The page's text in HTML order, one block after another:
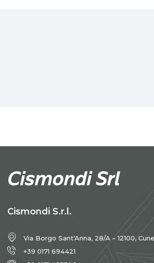
Cismondi S.r.l.
Via Borgo Sant'Anna, 28/A – 12100,
+39 0171 694421